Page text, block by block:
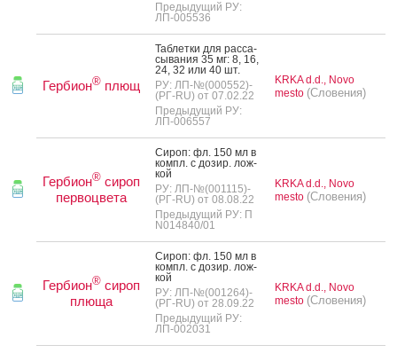
Предыдущий РУ:
ЛП-005536
Гербион® плющ
Таб­летки для рас­са­
сыва­ния 35 мг: 8, 16,
24, 32 или 40 шт.
РУ: ЛП-№(000552)-
(РГ-RU) от 07.02.22
Предыдущий РУ:
ЛП-006557
KRKA d.d., Novo
mesto (Словения)
Гербион® сироп
первоцвета
Си­роп: фл. 150 мл в
компл. с до­зир. лож­
кой
РУ: ЛП-№(001115)-
(РГ-RU) от 08.08.22
Предыдущий РУ: П
N014840/01
KRKA d.d., Novo
mesto (Словения)
Гербион® сироп
плюща
Си­роп: фл. 150 мл в
компл. с до­зир. лож­
кой
РУ: ЛП-№(001264)-
(РГ-RU) от 28.09.22
Предыдущий РУ:
ЛП-002031
KRKA d.d., Novo
mesto (Словения)